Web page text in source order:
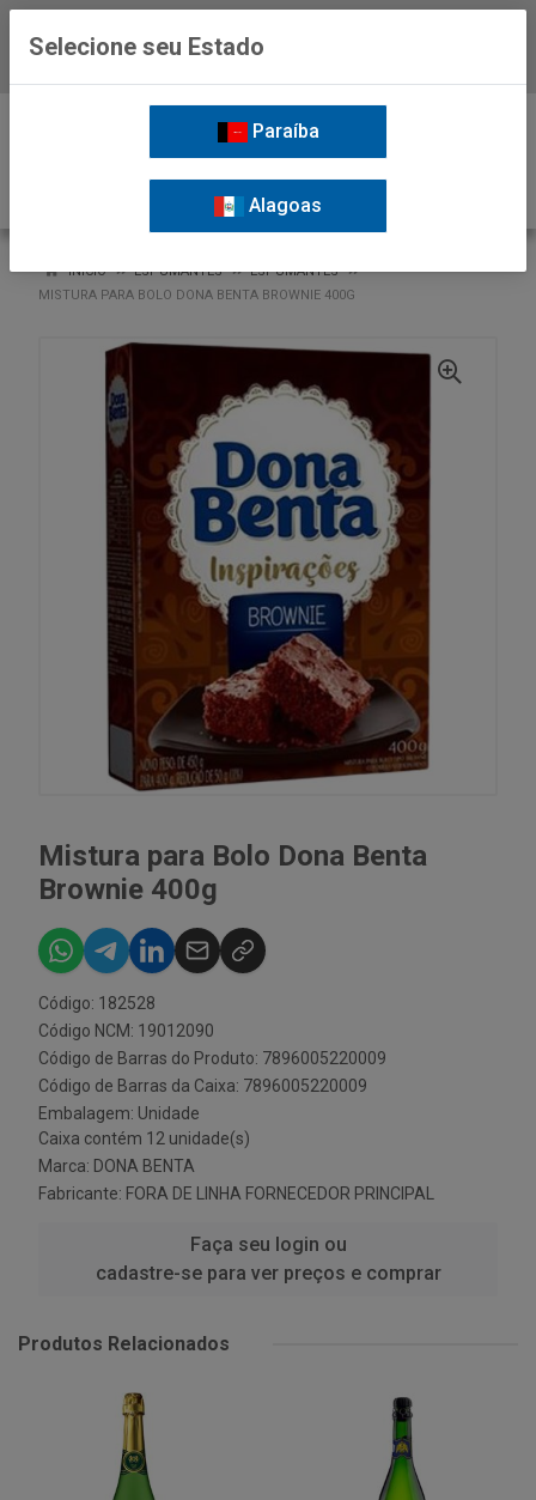
INÍCIO ESPUMANTES
ESPUMANTES
MISTURA PARA BOLO DONA BENTA BROWNIE 400G
Mistura para Bolo Dona Benta
Brownie 400g
Código: 182528
Código NCM: 19012090
Código de Barras do Produto: 7896005220009
Código de Barras da Caixa: 7896005220009
Embalagem: Unidade
Caixa contém 12 unidade(s)
Marca: DONA BENTA
Fabricante: FORA DE LINHA FORNECEDOR PRINCIPAL
Faça seu login ou
cadastre-se para ver preços e comprar
Produtos Relacionados
Selecione seu Estado
Paraíba
Alagoas